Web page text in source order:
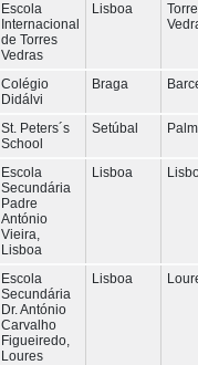
Escola
Internacional
de Torres
Vedras
Lisboa
Colégio
Didálvi
Braga
St. Peters´s
School
Setúbal
Escola
Secundária
Padre
António
Vieira,
Lisboa
Lisboa
Escola
Secundária
Dr. António
Carvalho
Figueiredo,
Loures
Lisboa